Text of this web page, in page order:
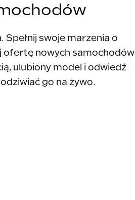
Spełnij swoje marzenia o
ofertę nowych samochodów
ulubiony model i odwiedź
go na żywo.